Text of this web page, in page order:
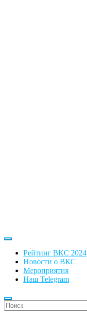
Рейтинг ВКС 2024
Новости о ВКС
Мероприятия
Наш Telegram
'Найти: